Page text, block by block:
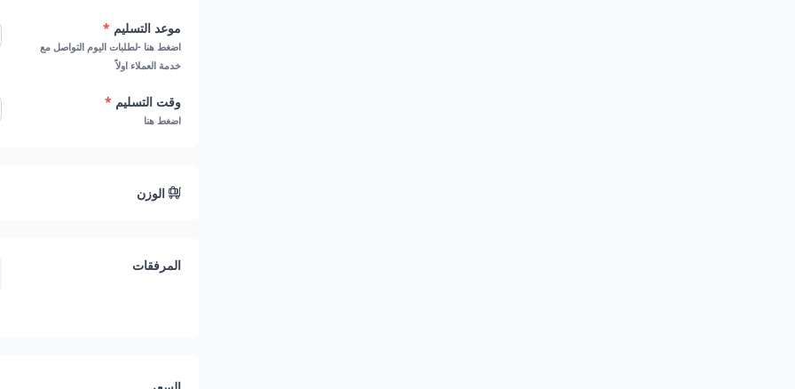
خيارًا مثاليًا لجميع أنواع
يمكنك الحصول على هذه الباقة
سرعة. ملحوظة: من الافضل الطلب
موعد التسليم *
اضغط هنا -لطلبات اليوم التواصل مع
خدمة العملاء اولاً
وقت التسليم *
اضغط هنا
الوزن
المرفقات